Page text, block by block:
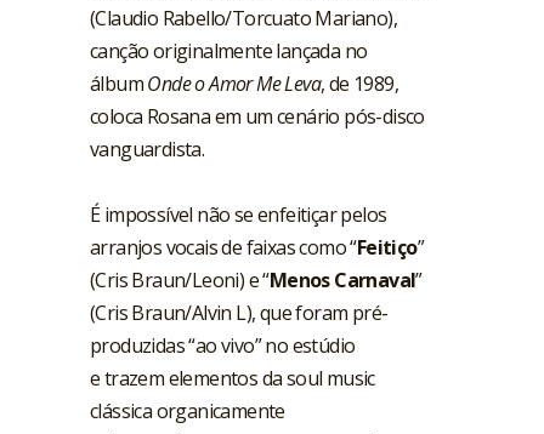
(Claudio Rabello/Torcuato Mariano),
canção originalmente lançada no
álbumOnde o Amor Me Leva, de 1989,
coloca Rosana em um cenário pós-disco
vanguardista.
É impossível não se enfeitiçar pelos
arranjos vocais de faixas como “Feitiço”
(Cris Braun/Leoni) e “Menos Carnaval”
(Cris Braun/Alvin L), que foram pré-
produzidas “ao vivo” no estúdio
e trazem elementos da soul music
clássica organicamente